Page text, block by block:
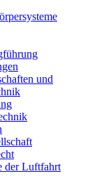
und
der Luftfahrt